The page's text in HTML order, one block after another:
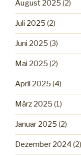
August 2025 (2)
Juli 2025 (2)
Juni 2025 (3)
Mai 2025 (2)
April 2025 (4)
März 2025 (1)
Januar 2025 (2)
Dezember 2024 (2)